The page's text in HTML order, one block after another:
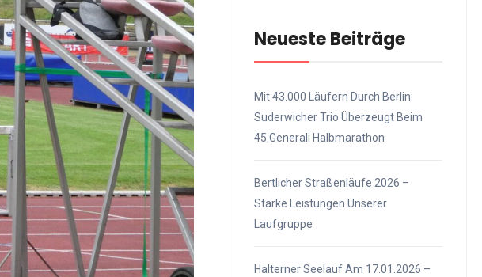
Neueste Beiträge
Mit 43.000 Läufern Durch Berlin:
Suderwicher Trio Überzeugt Beim
45.Generali Halbmarathon
Bertlicher Straßenläufe 2026 –
Starke Leistungen Unserer
Laufgruppe
Halterner Seelauf Am 17.01.2026 –